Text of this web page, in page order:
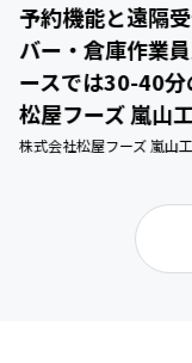
予約機能と遠隔
バー・倉庫作業
ースでは30-40
松屋フーズ 嵐山
株式会社松屋フーズ 嵐山